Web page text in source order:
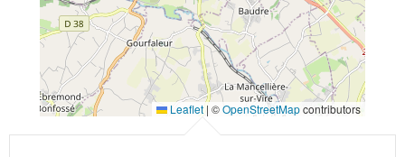
Leaflet | ©OpenStreetMapcontributors